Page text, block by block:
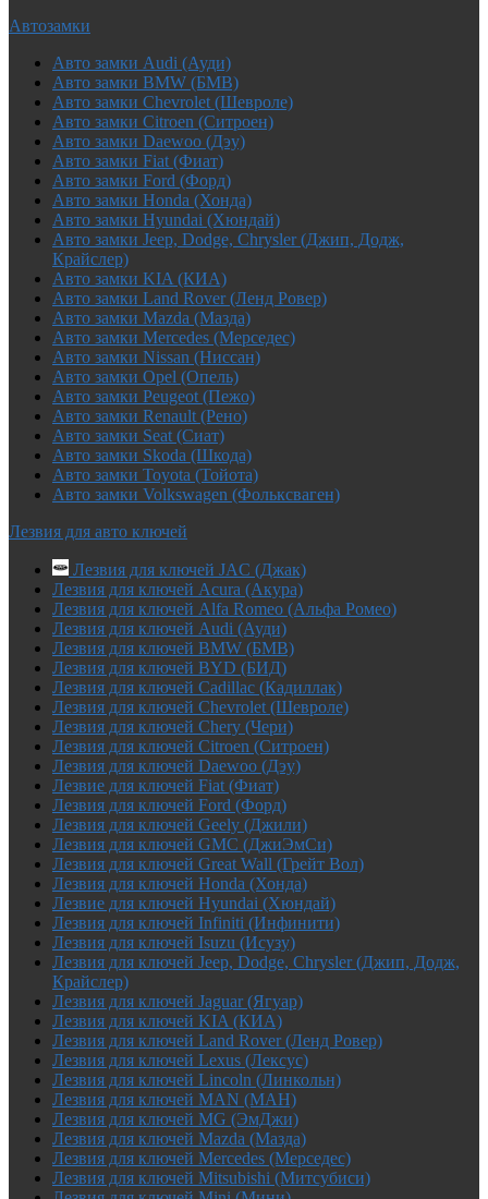
Автозамки
Авто замки Audi (Ауди)
Авто замки BMW (БМВ)
Авто замки Chevrolet (Шевроле)
Авто замки Citroen (Ситроен)
Авто замки Daewoo (Дэу)
Авто замки Fiat (Фиат)
Авто замки Ford (Форд)
Авто замки Honda (Хонда)
Авто замки Hyundai (Хюндай)
Авто замки Jeep, Dodge, Chrysler (Джип, Додж,
Крайслер)
Авто замки KIA (КИА)
Авто замки Land Rover (Ленд Ровер)
Авто замки Mazda (Мазда)
Авто замки Mercedes (Мерседес)
Авто замки Nissan (Ниссан)
Авто замки Opel (Опель)
Авто замки Peugeot (Пежо)
Авто замки Renault (Рено)
Авто замки Seat (Сиат)
Авто замки Skoda (Шкода)
Авто замки Toyota (Тойота)
Авто замки Volkswagen (Фольксваген)
Лезвия для авто ключей
Лезвия для ключей JAC (Джак)
Лезвия для ключей Acura (Акура)
Лезвия для ключей Alfa Romeo (Альфа Ромео)
Лезвия для ключей Audi (Ауди)
Лезвия для ключей BMW (БМВ)
Лезвия для ключей BYD (БИД)
Лезвия для ключей Cadillac (Кадиллак)
Лезвия для ключей Chevrolet (Шевроле)
Лезвия для ключей Chery (Чери)
Лезвия для ключей Citroen (Ситроен)
Лезвия для ключей Daewoo (Дэу)
Лезвие для ключей Fiat (Фиат)
Лезвия для ключей Ford (Форд)
Лезвия для ключей Geely (Джили)
Лезвия для ключей GMC (ДжиЭмСи)
Лезвия для ключей Great Wall (Грейт Вол)
Лезвия для ключей Honda (Хонда)
Лезвие для ключей Hyundai (Хюндай)
Лезвия для ключей Infiniti (Инфинити)
Лезвия для ключей Isuzu (Исузу)
Лезвия для ключей Jeep, Dodge, Chrysler (Джип, Додж,
Крайслер)
Лезвия для ключей Jaguar (Ягуар)
Лезвия для ключей KIA (КИА)
Лезвия для ключей Land Rover (Ленд Ровер)
Лезвия для ключей Lexus (Лексус)
Лезвия для ключей Lincoln (Линкольн)
Лезвия для ключей MAN (МАН)
Лезвия для ключей MG (ЭмДжи)
Лезвия для ключей Mazda (Мазда)
Лезвия для ключей Mercedes (Мерседес)
Лезвия для ключей Mitsubishi (Митсубиси)